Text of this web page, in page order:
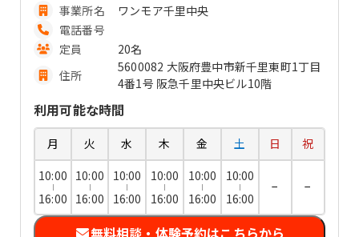
事業所名
ワンモア千里中央
電話番号
定員
20名
住所
5600082 大阪府豊中市新千里東町1丁目
4番1号 阪急千里中央ビル10階
利用可能な時間
月 火 水 木 金 土 日
祝
10:00
16:00
10:00
16:00
10:00
16:00
10:00
16:00
10:00
16:00
10:00
16:00
− −